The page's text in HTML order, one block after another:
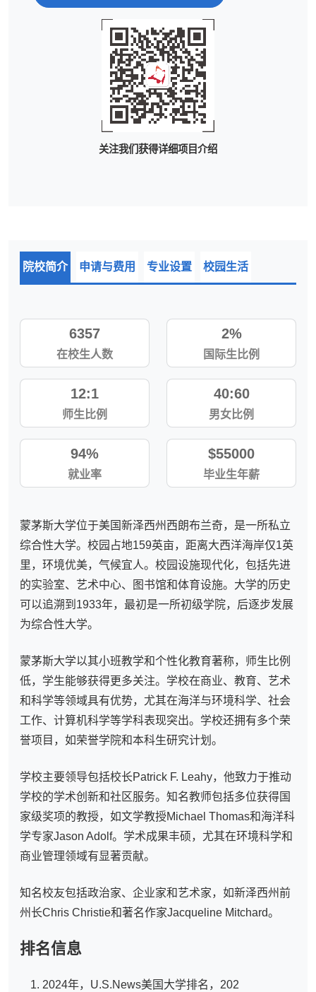
关注我们获得详细项目介绍
院校简介 申请与费用 专业设置 校园生活
6357
在校生人数
2%
国际生比例
12:1
师生比例
40:60
男女比例
94%
就业率
$55000
毕业生年薪
蒙茅斯大学位于美国新泽西州西朗布兰奇，是一所私立
综合性大学。校园占地159英亩，距离大西洋海岸仅1英
里，环境优美，气候宜人。校园设施现代化，包括先进
的实验室、艺术中心、图书馆和体育设施。大学的历史
可以追溯到1933年，最初是一所初级学院，后逐步发展
为综合性大学。
蒙茅斯大学以其小班教学和个性化教育著称，师生比例
低，学生能够获得更多关注。学校在商业、教育、艺术
和科学等领域具有优势，尤其在海洋与环境科学、社会
工作、计算机科学等学科表现突出。学校还拥有多个荣
誉项目，如荣誉学院和本科生研究计划。
学校主要领导包括校长Patrick F. Leahy，他致力于推动
学校的学术创新和社区服务。知名教师包括多位获得国
家级奖项的教授，如文学教授Michael Thomas和海洋科
学专家Jason Adolf。学术成果丰硕，尤其在环境科学和
商业管理领域有显著贡献。
知名校友包括政治家、企业家和艺术家，如新泽西州前
州长Chris Christie和著名作家Jacqueline Mitchard。
排名信息
2024年，U.S.News美国大学排名，202